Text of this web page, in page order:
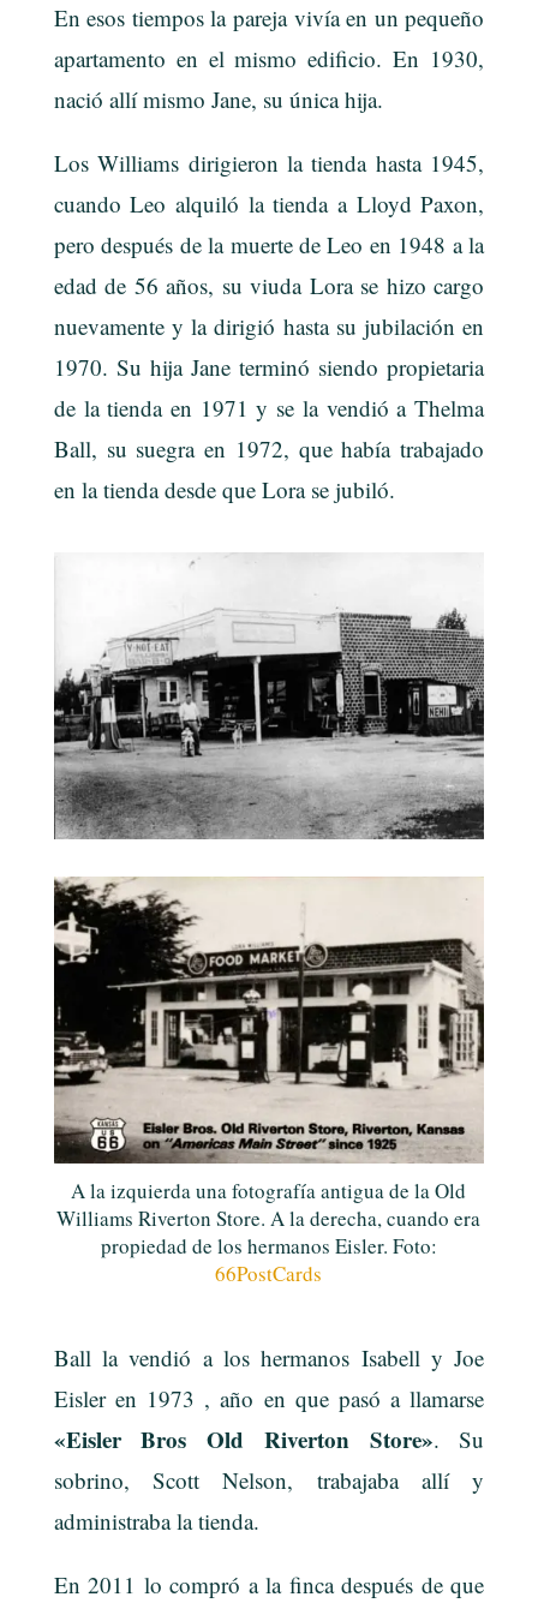
En esos tiempos la pareja vivía en un pequeño
apartamento en el mismo edificio. En 1930,
nació allí mismo Jane, su única hija.
Los Williams dirigieron la tienda hasta 1945,
cuando Leo alquiló la tienda a Lloyd Paxon,
pero después de la muerte de Leo en 1948 a la
edad de 56 años, su viuda Lora se hizo cargo
nuevamente y la dirigió hasta su jubilación en
1970. Su hija Jane terminó siendo propietaria
de la tienda en 1971 y se la vendió a Thelma
Ball, su suegra en 1972, que había trabajado
en la tienda desde que Lora se jubiló.
A la izquierda una fotografía antigua de la Old
Williams Riverton Store. A la derecha, cuando era
propiedad de los hermanos Eisler. Foto:
66PostCards
Ball la vendió a los hermanos Isabell y Joe
Eisler en 1973 , año en que pasó a llamarse
«Eisler Bros Old Riverton Store». Su
sobrino, Scott Nelson, trabajaba allí y
administraba la tienda.
En 2011 lo compró a la finca después de que